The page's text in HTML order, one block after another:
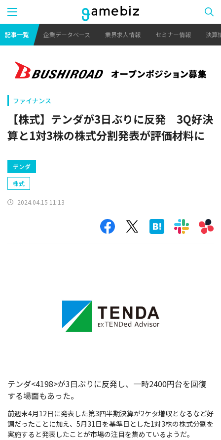
記事一覧 企業データベース 業界求人情報 セミナー情報 決算
ファイナンス
【株式】テンダが3日ぶりに反発 3Q好決
算と1対3株の株式分割発表が評価材料に
テンダ
株式
2024.04.15 11:13
テンダ<4198>が3日ぶりに反発し、一時2400円台を回復
する場面もあった。
前週末4月12日に発表した第3四半期決算が2ケタ増収となるなど好
調だったことに加え、5月31日を基準日とした1対3株の株式分割を
実施すると発表したことが市場の注目を集めているようだ。